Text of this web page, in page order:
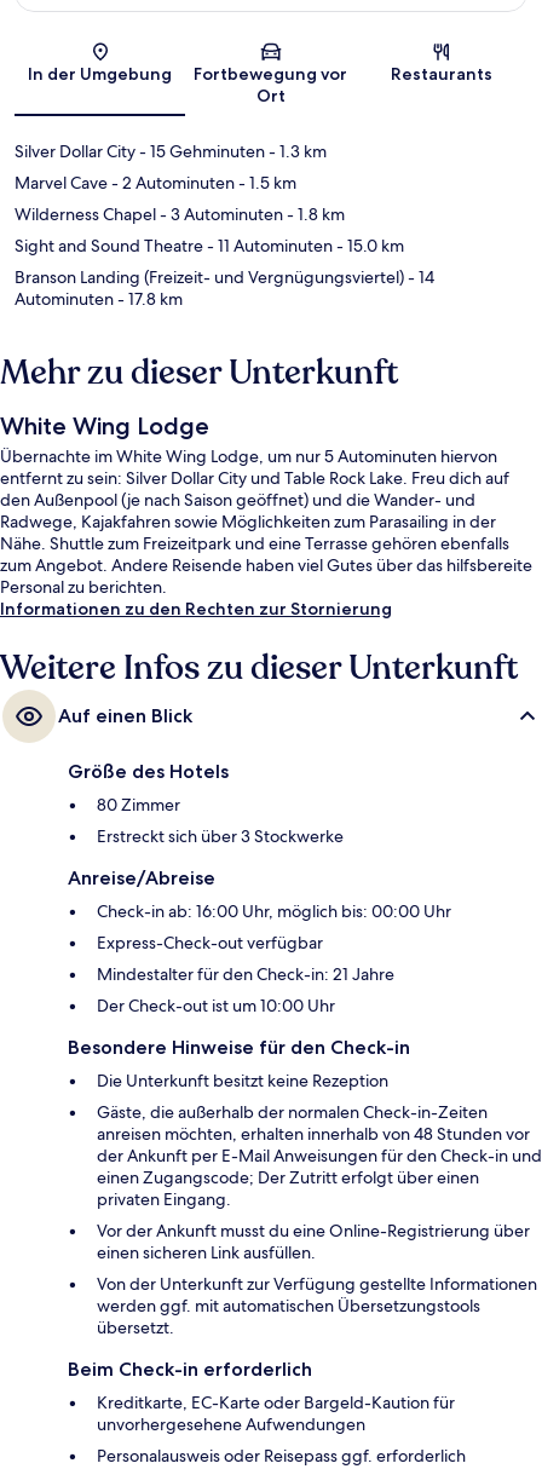
Karte
In der Umgebung
Fortbewegung vor
Ort
Restaurants
Silver Dollar City- 15 Gehminuten- 1.3 km
Marvel Cave- 2 Autominuten- 1.5 km
Wilderness Chapel- 3 Autominuten- 1.8 km
Sight and Sound Theatre- 11 Autominuten- 15.0 km
Branson Landing (Freizeit- und Vergnügungsviertel)- 14
Autominuten- 17.8 km
Mehr zu dieser Unterkunft
White Wing Lodge
Übernachte im White Wing Lodge, um nur 5 Autominuten hiervon
entfernt zu sein: Silver Dollar City und Table Rock Lake. Freu dich auf
den Außenpool (je nach Saison geöffnet) und die Wander- und
Radwege, Kajakfahren sowie Möglichkeiten zum Parasailing in der
Nähe. Shuttle zum Freizeitpark und eine Terrasse gehören ebenfalls
zum Angebot. Andere Reisende haben viel Gutes über das hilfsbereite
Personal zu berichten.
Informationen zu den Rechten zur Stornierung
Weitere Infos zu dieser Unterkunft
Auf einen Blick
Größe des Hotels
80 Zimmer
Erstreckt sich über 3 Stockwerke
Anreise/Abreise
Check-in ab: 16:00 Uhr, möglich bis: 00:00 Uhr
Express-Check-out verfügbar
Mindestalter für den Check-in: 21 Jahre
Der Check-out ist um 10:00 Uhr
Besondere Hinweise für den Check-in
Die Unterkunft besitzt keine Rezeption
Gäste, die außerhalb der normalen Check-in-Zeiten
anreisen möchten, erhalten innerhalb von 48 Stunden vor
der Ankunft per E-Mail Anweisungen für den Check-in und
einen Zugangscode; Der Zutritt erfolgt über einen
privaten Eingang.
Vor der Ankunft musst du eine Online-Registrierung über
einen sicheren Link ausfüllen.
Von der Unterkunft zur Verfügung gestellte Informationen
werden ggf. mit automatischen Übersetzungstools
übersetzt.
Beim Check-in erforderlich
Kreditkarte, EC-Karte oder Bargeld-Kaution für
unvorhergesehene Aufwendungen
Personalausweis oder Reisepass ggf. erforderlich